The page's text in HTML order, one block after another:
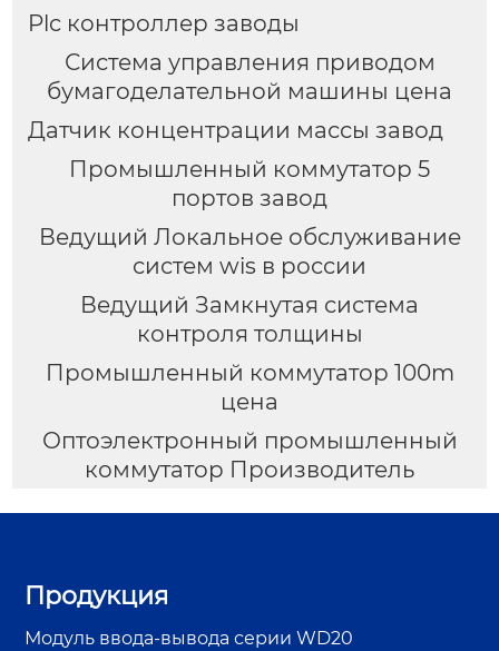
Plc контроллер заводы
Система управления приводом
бумагоделательной машины цена
Датчик концентрации массы завод
Промышленный коммутатор 5
портов завод
Ведущий Локальное обслуживание
систем wis в россии
Ведущий Замкнутая система
контроля толщины
Промышленный коммутатор 100m
цена
Оптоэлектронный промышленный
коммутатор Производитель
Продукция
Модуль ввода-вывода серии WD20